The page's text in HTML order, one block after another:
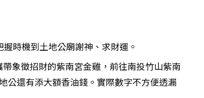
時機到土地公廟謝神、求財運。
象徵招財的紫南宮金雞，前往南投竹山紫南
公還有添大額香油錢。實際數字不方便透漏